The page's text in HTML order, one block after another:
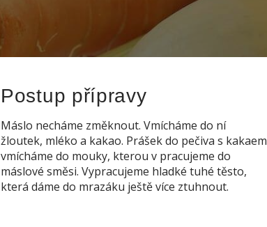
Postup přípravy
Máslo necháme změknout. Vmícháme do ní
žloutek, mléko a kakao. Prášek do pečiva s kakaem
vmícháme do mouky, kterou v pracujeme do
máslové směsi. Vypracujeme hladké tuhé těsto,
která dáme do mrazáku ještě více ztuhnout.